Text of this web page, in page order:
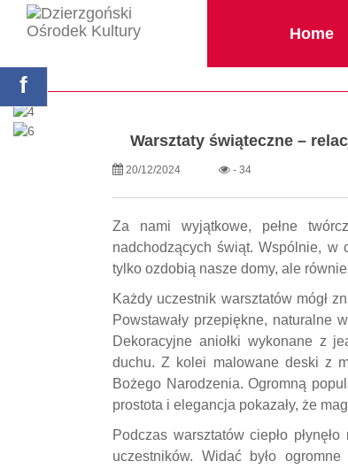
single.php
Home
Warsztaty świąteczne –
20/12/2024 - 34
Za nami wyjątkowe, pełne
nadchodzących świąt. Wspólnie, w
tylko ozdobią nasze domy, ale
Każdy uczestnik warsztatów mógł
Powstawały przepiękne, naturalne
Dekoracyjne aniołki wykonane z
duchu. Z kolei malowane deski z
Bożego Narodzenia. Ogromną
prostota i elegancja pokazały, że
Podczas warsztatów ciepło
uczestników. Widać było
f